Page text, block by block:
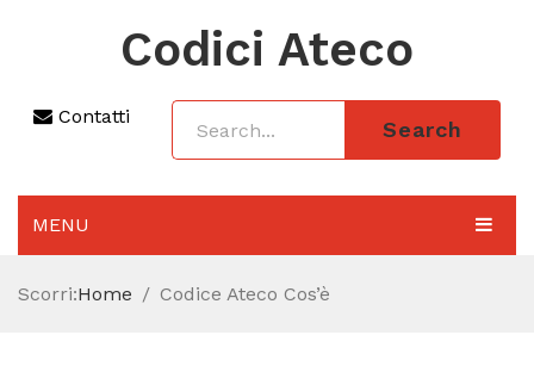
Codici Ateco
Contatti
Search
MENU
AGGIORNAMENTO 2025
Scorri:Home Codice Ateco Cos’è